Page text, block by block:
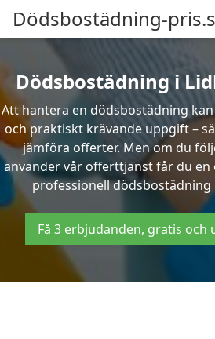
Dödsbostädning-
Dödsbostädning i
Att hantera en dödsbostädning
och praktiskt krävande uppgift –
jämföra offerter. Men om du
använder vår offerttjänst får du en
professionell
Få 3 erbjudanden, gratis